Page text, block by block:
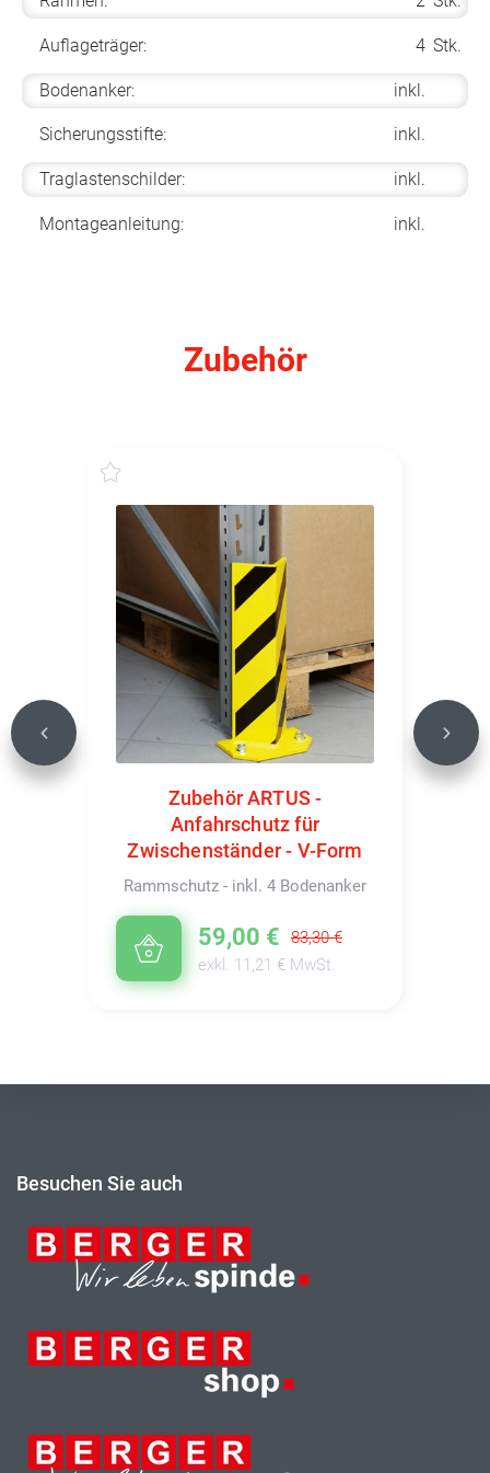
Auflageträger: 4 Stk.
Bodenanker: inkl.
Sicherungsstifte: inkl.
Traglastenschilder: inkl.
Montageanleitung: inkl.
Zubehör
Zubehör ARTUS -
Anfahrschutz für
Zwischenständer - V-Form
Rammschutz - inkl. 4 Bodenanker
59,00 €
83,30 €
exkl. 11,21 € MwSt.
Previous Next
Besuchen Sie auch